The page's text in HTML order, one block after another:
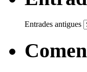
Entrades antigues